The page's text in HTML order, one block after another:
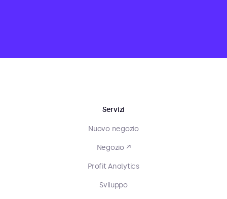
Servizi
Nuovo negozio
Negozio ↗
Profit Analytics
Sviluppo